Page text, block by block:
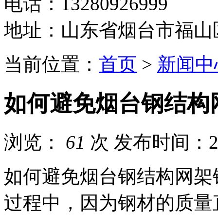
地址：山东省烟台市福
当前位置： 首页 > 新闻
如何避免烟台钢结
浏览： 61 次 发布时间：
如何避免烟台钢结构网
过程中，因为钢材的质